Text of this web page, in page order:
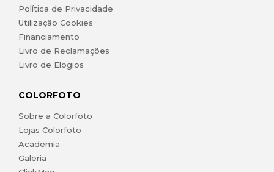
Política de Privacidade
Utilização Cookies
Financiamento
Livro de Reclamações
Livro de Elogios
COLORFOTO
Sobre a Colorfoto
Lojas Colorfoto
Academia
Galeria